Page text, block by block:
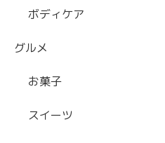
ボディケア
グルメ
お菓子
スイーツ